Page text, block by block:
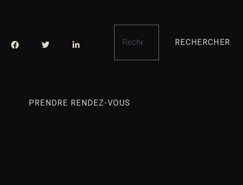
RECHERCHER
PRENDRE RENDEZ-VOUS